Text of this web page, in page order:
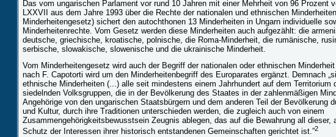
Das vom ungarischen Parlament vor rund 10 Jahren mit einer Mehrheit von 96 Prozent
LXXVII aus dem Jahre 1993 über die Rechte der nationalen und ethnischen
Minderheitengesetz) sichert den autochthonen 13 Minderheiten in Ungarn individuelle
Minderheitenrechte. Vom Gesetz werden diese Minderheiten auch aufgezählt: die
deutsche, griechische, kroatische, polnische, die Roma-Minderheit, die rumänische,
serbische, slowakische, slowenische und die ukrainische Minderheit.
Vom Minderheitengesetz wird auch der Begriff der nationalen oder ethnischen
nach F. Capotorti wird um den Minderheitenbegriff des Europarates ergänzt. Demnach
ethnische Minderheiten (...) alle seit mindestens einem Jahrhundert auf dem Territorium
siedelnden Volksgruppen, die in der Bevölkerung des Staates in der zahlenmäßigen
Angehörige von den ungarischen Staatsbürgern und dem anderen Teil der Bevölkerung
und Kultur, durch ihre Traditionen unterschieden werden, die zugleich auch von einem
Zusammengehörigkeitsbewusstsein Zeugnis ablegen, das auf die Bewahrung all dieser,
Schutz der Interessen ihrer historisch entstandenen Gemeinschaften gerichtet ist.”2